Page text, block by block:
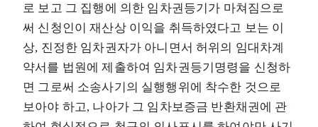
로 보고 그 집행에 의한 임차권등기가 마쳐짐으로
써 신청인이 재산상 이익을 취득하였다고 보는 이
상, 진정한 임차권자가 아니면서 허위의 임대차계
약서를 법원에 제출하여 임차권등기명령을 신청하
면 그로써 소송사기의 실행행위에 착수한 것으로
보아야 하고, 나아가 그 임차보증금 반환채권에 관